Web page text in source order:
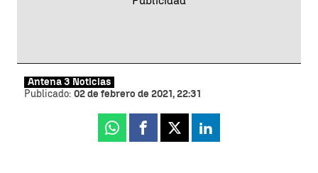
Antena 3 Noticias
Publicado: 02 de febrero de 2021, 22:31
Whatsapp
Facebook
X Linkedin